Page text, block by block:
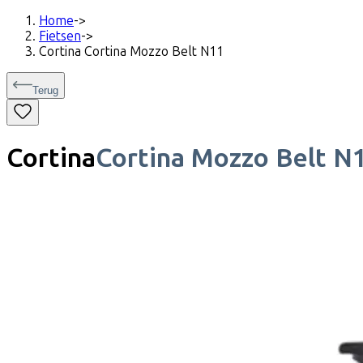
Home->
Fietsen->
Cortina Cortina Mozzo Belt N11
Terug
CortinaCortina Mozzo Belt